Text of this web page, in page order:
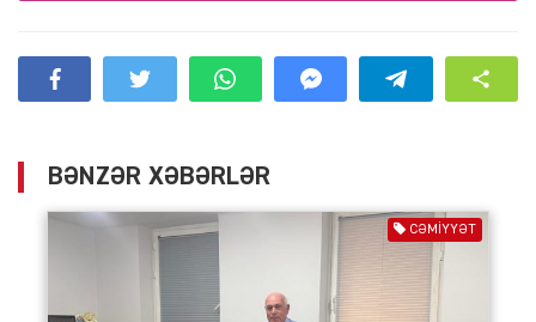
BƏNZƏR XƏBƏRLƏR
CƏMIYYƏT